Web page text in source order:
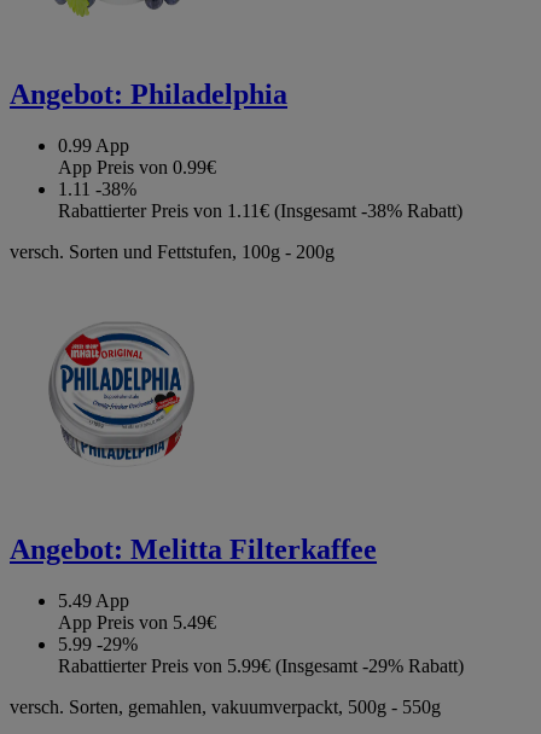
Angebot: Philadelphia
0.99 App
App Preis von 0.99€
1.11 -38%
Rabattierter Preis von 1.11€ (Insgesamt -38% Rabatt)
versch. Sorten und Fettstufen, 100g - 200g
Angebot: Melitta Filterkaffee
5.49 App
App Preis von 5.49€
5.99 -29%
Rabattierter Preis von 5.99€ (Insgesamt -29% Rabatt)
versch. Sorten, gemahlen, vakuumverpackt, 500g - 550g